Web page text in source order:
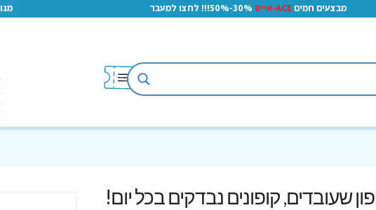
מבצעים חמיםACE-אייס 30%-50%!!! לחצו למעבר מגוון
שעובדים, קופונים נבדקים בכל יום!